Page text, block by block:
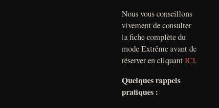
Nous vous conseillons
vivement de consulter
la fiche complète du
mode Extrême avant de
réserver en cliquantICI.
Quelques rappels
pratiques :